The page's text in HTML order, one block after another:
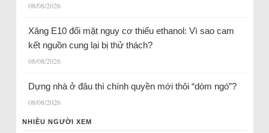
08/08/2026
Xăng E10 đối mặt nguy cơ thiếu ethanol: Vì sao cam
kết nguồn cung lại bị thử thách?
08/08/2026
Dựng nhà ở đâu thì chính quyền mới thôi “dòm ngó”?
08/08/2026
NHIỀU NGƯỜI XEM